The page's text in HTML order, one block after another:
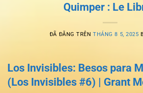
Quimper : Le
ĐÃ ĐĂNG TRÊNTHÁNG 8 5, 2025
Los Invisibles: Besos para
(Los Invisibles #6) | Grant